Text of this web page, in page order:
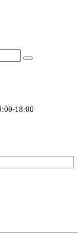
18:00